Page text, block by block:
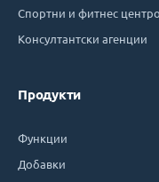
Спортни и фитнес
Консултантски агенции
Продукти
Функции
Добавки